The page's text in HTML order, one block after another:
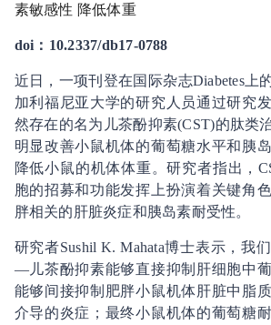
素敏感性 降低体重
doi：10.2337/db17-0788
近日，一项刊登在国际杂志Diabetes上
加利福尼亚大学的研究人员通过研究
然存在的名为儿茶酚抑素(CST)的肽类
明显改善小鼠机体的葡萄糖水平和胰
降低小鼠的机体体重。研究者指出，
胞的招募和功能发挥上扮演着关键角
胖相关的肝脏炎症和胰岛素耐受性。
研究者Sushil K. Mahata博士表示，我
—儿茶酚抑素能够直接抑制肝细胞中
能够间接抑制肥胖小鼠机体肝脏中脂
介导的炎症；最终小鼠机体的葡萄糖